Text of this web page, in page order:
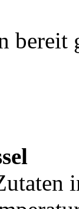
bereit